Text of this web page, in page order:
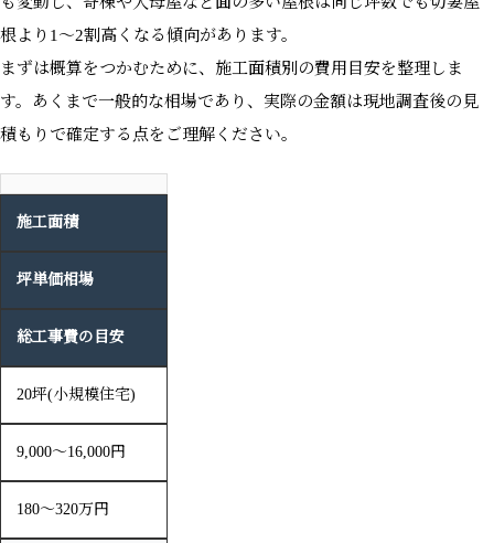
根より1〜2割高くなる傾向があります。
まずは概算をつかむために、施工面積別の費用目安を整理しま
す。あくまで一般的な相場であり、実際の金額は現地調査後の見
積もりで確定する点をご理解ください。
施工面積
坪単価相場
総工事費の目安
20坪(小規模住宅)
9,000〜16,000円
180〜320万円